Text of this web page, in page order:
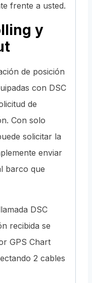
frente a usted.
y
de posición
con DSC
de
Con solo
solicitar la
enviar
barco que
DSC
recibida se
GPS Chart
2 cables